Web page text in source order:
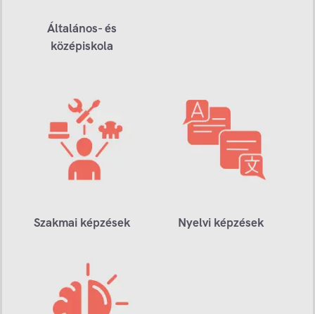
Általános- és
középiskola
Szakmai képzések Nyelvi képzések